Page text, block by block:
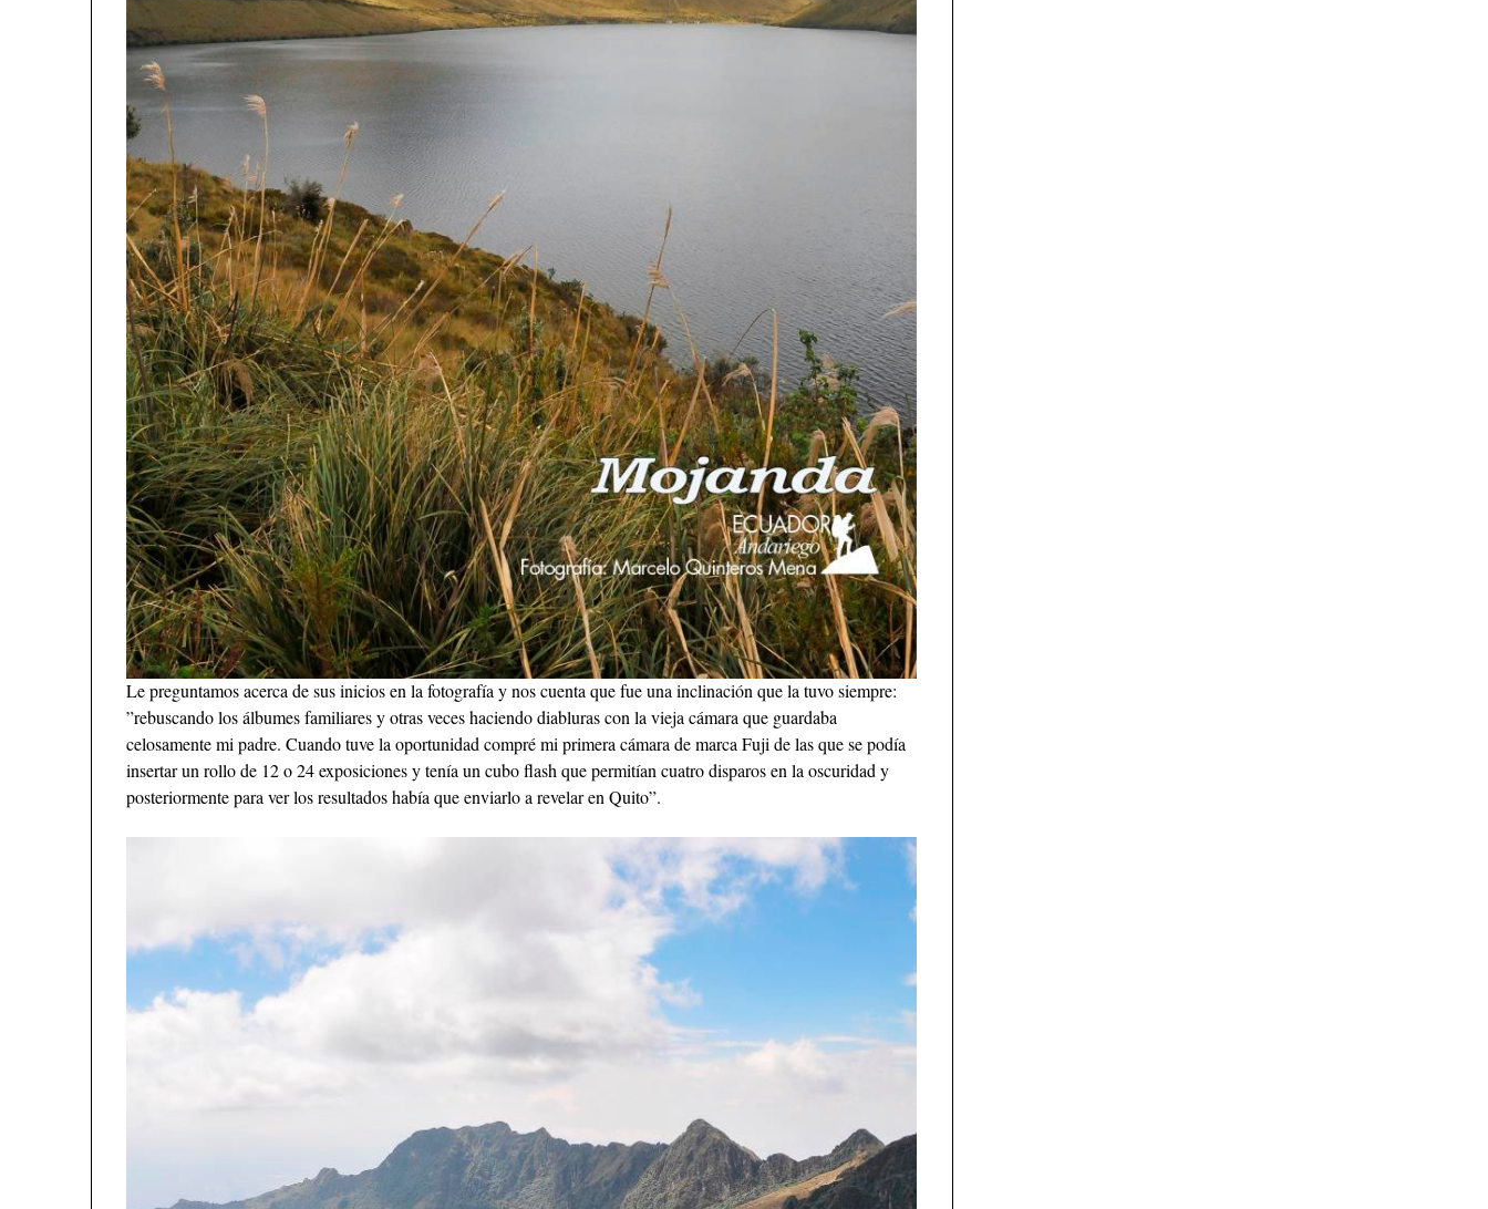
Le preguntamos acerca de sus inicios en la fotografía y nos cuenta que fue una inclinación que la tuvo siempre:
”rebuscando los álbumes familiares y otras veces haciendo diabluras con la vieja cámara que guardaba
celosamente mi padre. Cuando tuve la oportunidad compré mi primera cámara de marca Fuji de las que se podía
insertar un rollo de 12 o 24 exposiciones y tenía un cubo flash que permitían cuatro disparos en la oscuridad y
posteriormente para ver los resultados había que enviarlo a revelar en Quito”.